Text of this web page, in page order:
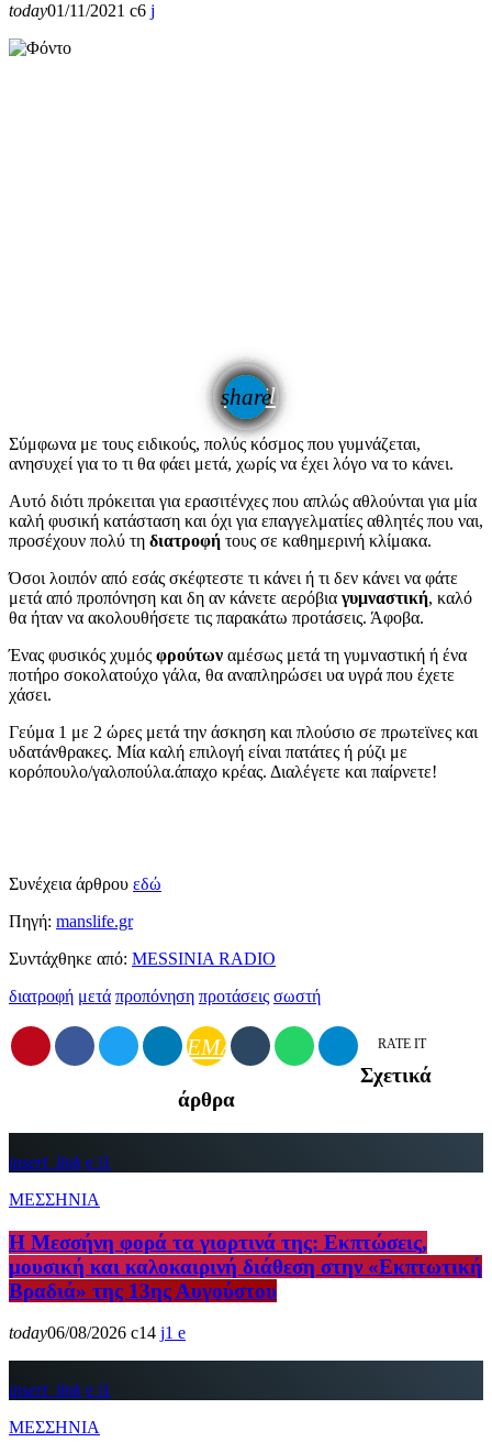
today01/11/2021 6
share
email
Σύμφωνα με τους ειδικούς, πολύς κόσμος που γυμνάζεται,
ανησυχεί για το τι θα φάει μετά, χωρίς να έχει λόγο να το κάνει.
Αυτό διότι πρόκειται για ερασιτένχες που απλώς αθλούνται για μία
καλή φυσική κατάσταση και όχι για επαγγελματίες αθλητές που ναι,
προσέχουν πολύ τη διατροφή τους σε καθημερινή κλίμακα.
Όσοι λοιπόν από εσάς σκέφτεστε τι κάνει ή τι δεν κάνει να φάτε
μετά από προπόνηση και δη αν κάνετε αερόβια γυμναστική, καλό
θα ήταν να ακολουθήσετε τις παρακάτω προτάσεις. Άφοβα.
Ένας φυσικός χυμός φρούτων αμέσως μετά τη γυμναστική ή ένα
ποτήρο σοκολατούχο γάλα, θα αναπληρώσει υα υγρά που έχετε
χάσει.
Γεύμα 1 με 2 ώρες μετά την άσκηση και πλούσιο σε πρωτεϊνες και
υδατάνθρακες. Μία καλή επιλογή είναι πατάτες ή ρύζι με
κορόπουλο/γαλοπούλα.άπαχο κρέας. Διαλέγετε και παίρνετε!
Συνέχεια άρθρου εδώ
Πηγή: manslife.gr
Συντάχθηκε από: MESSINIA RADIO
διατροφή μετά προπόνηση προτάσεις σωστή
EMAIL RATE IT
Σχετικά
άρθρα
insert_link
1
ΜΕΣΣΗΝΙΑ
Η Μεσσήνη φορά τα γιορτινά της: Εκπτώσεις,
μουσική και καλοκαιρινή διάθεση στην «Εκπτωτική
Βραδιά» της 13ης Αυγούστου
today06/08/2026 14 1
insert_link
1
ΜΕΣΣΗΝΙΑ